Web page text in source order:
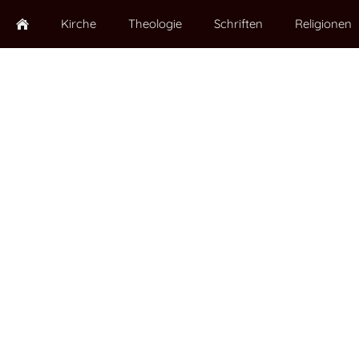
Kirche Theologie Schriften Religionen